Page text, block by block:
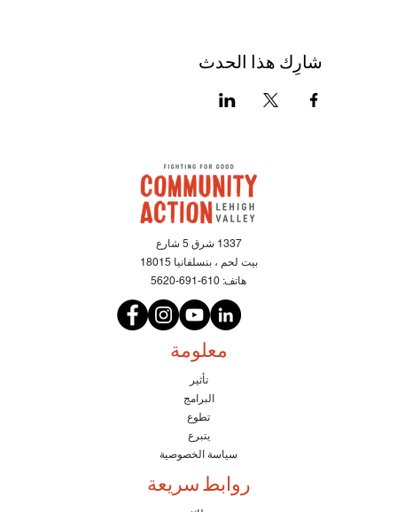
شارِك هذا الحدث
1337 شرق 5 شارع
بيت لحم ، بنسلفانيا 18015
هاتف: 610-691-5620
معلومة
تأثير
البرامج
تطوع
يتبرع
سياسة الخصوصية
روابط سريعة